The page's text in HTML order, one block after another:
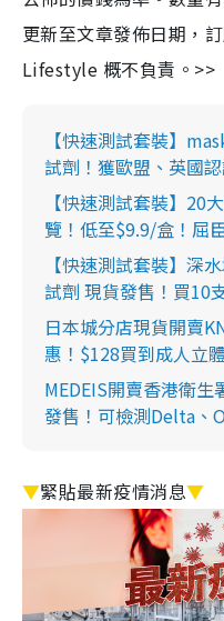
更新至文章發佈日期，
Lifestyle 概不負責。>>
【快速測試套裝】
試劑！獲歐盟、英國
【快速測試套裝】20
覽！低至$9.9/盒！屈
【快速測試套裝】深
試劑 現貨發售！買10
日本城分店現貨開賣
惠！$128買到成人立
MEDEIS開賣香港衛
發售！可檢測Delta、
▼緊貼最新疫情消息▼